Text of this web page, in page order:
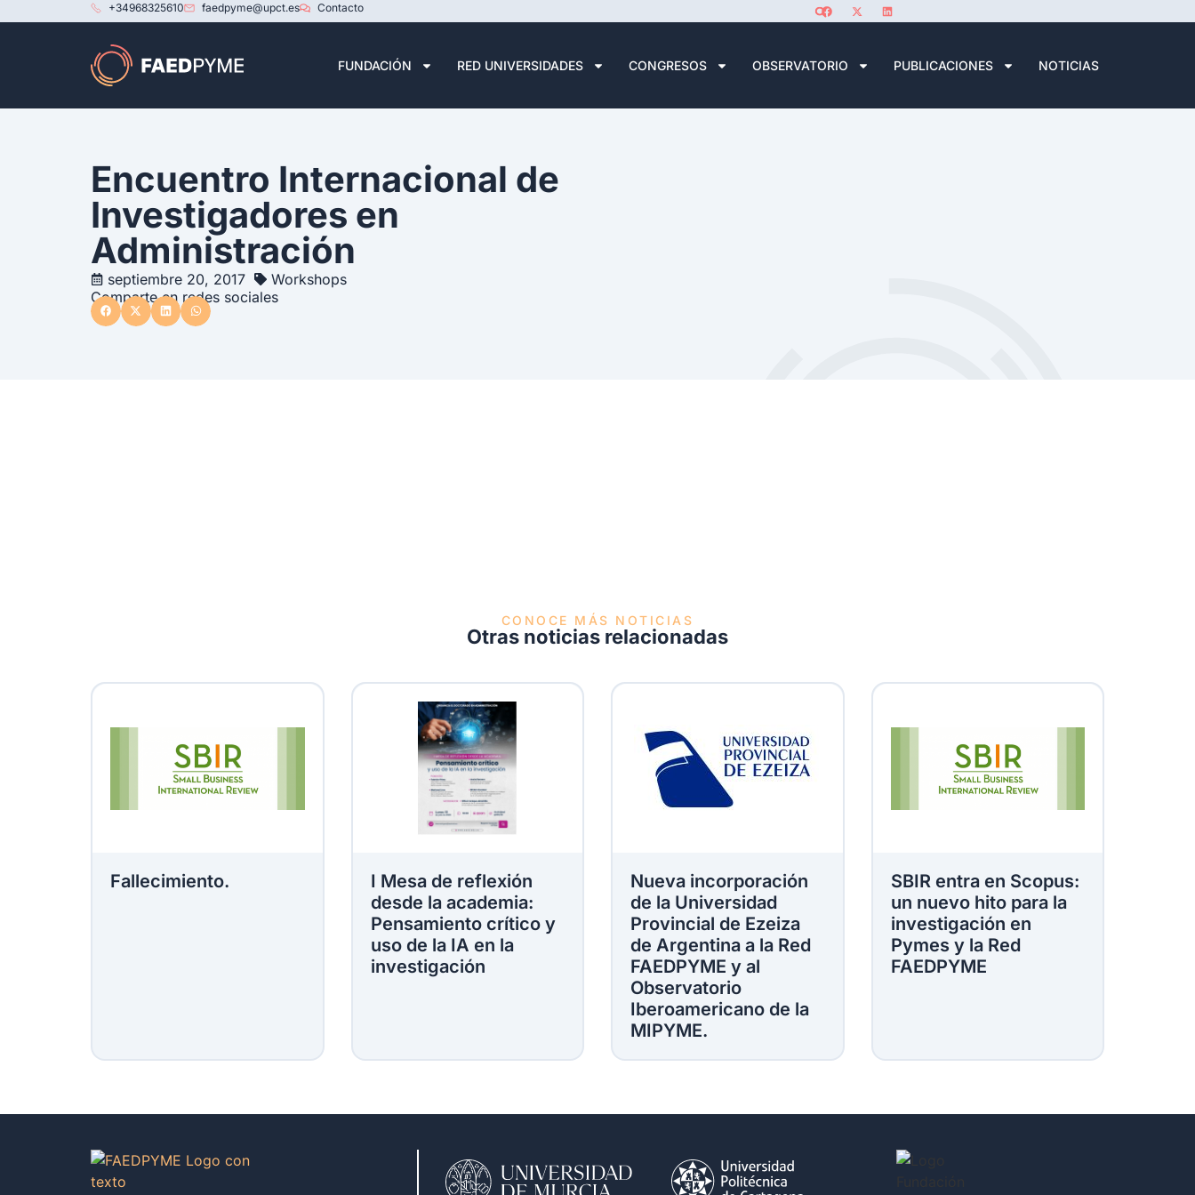
+34968325610 faedpyme@upct.es Contacto
FUNDACIÓN RED UNIVERSIDADES CONGRESOS OBSERVATORIO PUBLICACIONES NOTICIAS
Encuentro Internacional de
Investigadores en
Administración
septiembre 20, 2017
Workshops
Comparte en redes sociales
CONOCE MÁS NOTICIAS
Otras noticias relacionadas
Fallecimiento.
I Mesa de reflexión
desde la academia:
Pensamiento crítico y
uso de la IA en la
investigación
Nueva incorporación
de la Universidad
Provincial de Ezeiza
de Argentina a la Red
FAEDPYME y al
Observatorio
Iberoamericano de la
MIPYME.
SBIR entra en Scopus:
un nuevo hito para la
investigación en
Pymes y la Red
FAEDPYME